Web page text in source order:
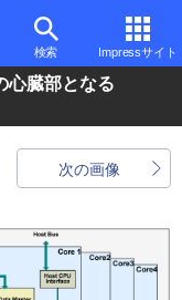
検索 Impressサイト
心臓部となる
次の画像